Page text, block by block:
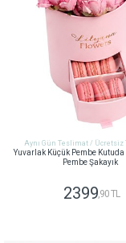
Aynı Gün Teslimat /
Yuvarlak Küçük Pembe
Pembe Şakayık
2399,90 TL